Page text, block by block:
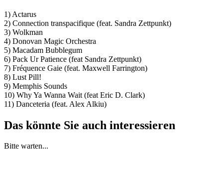
1) Actarus
2) Connection transpacifique (feat. Sandra Zettpunkt)
3) Wolkman
4) Donovan Magic Orchestra
5) Macadam Bubblegum
6) Pack Ur Patience (feat Sandra Zettpunkt)
7) Fréquence Gaie (feat. Maxwell Farrington)
8) Lust Pill!
9) Memphis Sounds
10) Why Ya Wanna Wait (feat Eric D. Clark)
11) Danceteria (feat. Alex Alkiu)
Das könnte Sie auch interessieren
Bitte warten...